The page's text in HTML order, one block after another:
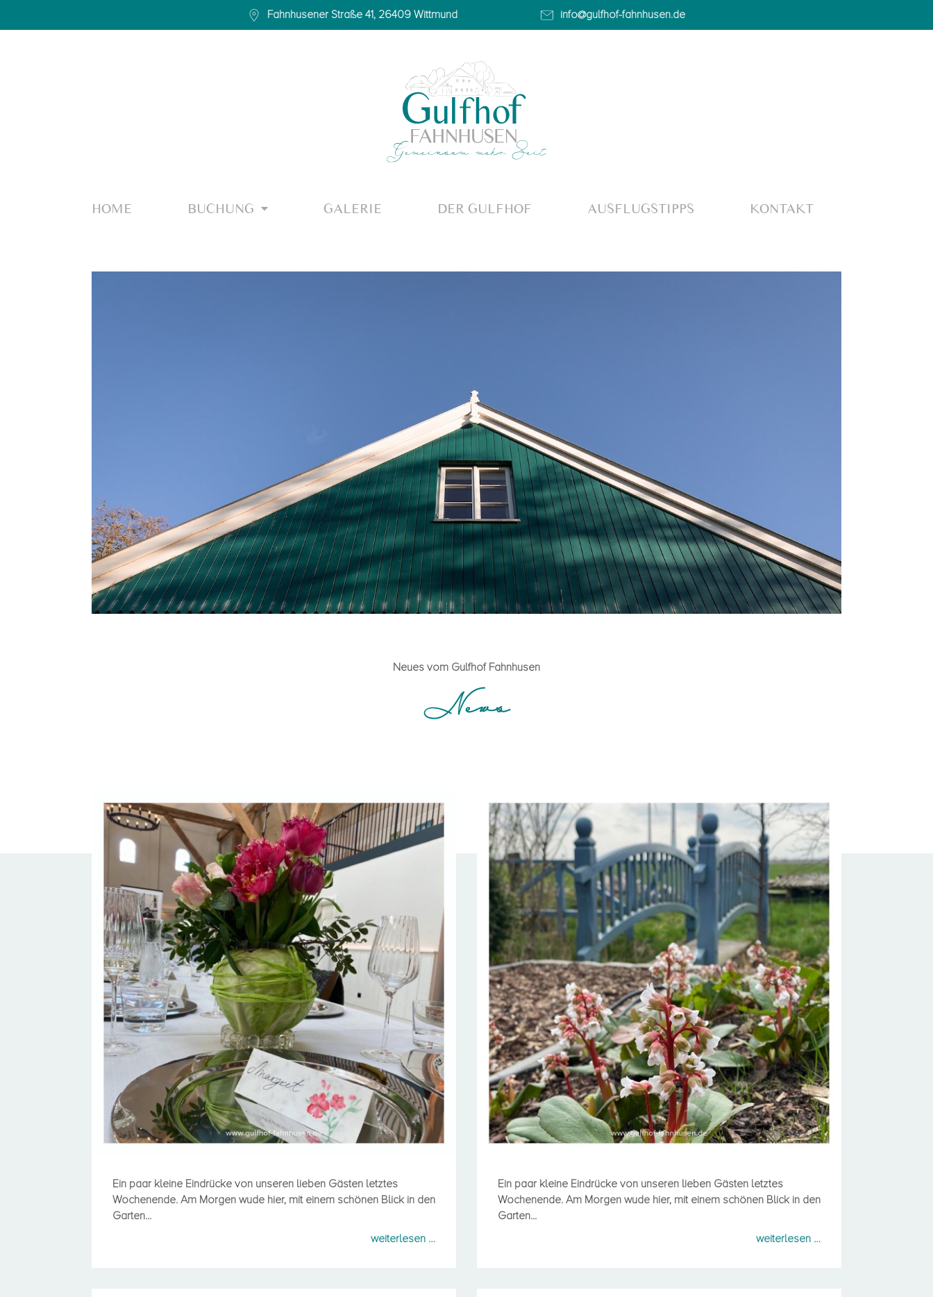
Fahnhusener Straße 41, 26409 Wittmund info@gulfhof-fahnhusen.de
HOME BUCHUNG GALERIE DER GULFHOF AUSFLUGSTIPPS KONTAKT
Neues vom Gulfhof Fahnhusen
News
Festlich eingedeckt
Ein paar kleine Eindrücke von unseren lieben Gästen letztes
Wochenende. Am Morgen wude hier, mit einem schönen Blick in den
Garten...
weiterlesen …
Der Frühling ist da!
Ein paar kleine Eindrücke von unseren lieben Gästen letztes
Wochenende. Am Morgen wude hier, mit einem schönen Blick in den
Garten...
weiterlesen …
Rollende Tische